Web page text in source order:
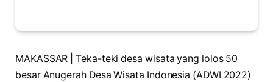
MAKASSAR | Teka-teki desa wisata yang lolos 50
besar Anugerah Desa Wisata Indonesia (ADWI 2022)